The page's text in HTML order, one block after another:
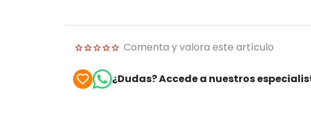
Comenta y valora este artículo
¿Dudas? Accede a nuestros